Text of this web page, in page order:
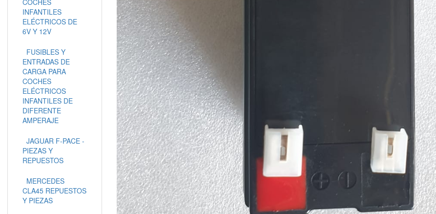
INFANTILES
ELÉCTRICOS DE
6V Y 12V
FUSIBLES Y
ENTRADAS DE
CARGA PARA
COCHES
ELÉCTRICOS
INFANTILES DE
DIFERENTE
AMPERAJE
JAGUAR F-PACE -
PIEZAS Y
REPUESTOS
MERCEDES
CLA45 REPUESTOS
Y PIEZAS